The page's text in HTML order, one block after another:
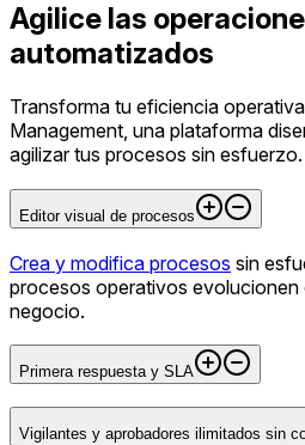
Agilice las
automatizados
Transforma tu eficiencia
Management, una plataforma
agilizar tus procesos sin esfuerzo.
Editor visual de procesos
Crea y modifica procesos sin
procesos operativos
negocio.
Primera respuesta y SLA
Vigilantes y aprobadores ilimitados sin